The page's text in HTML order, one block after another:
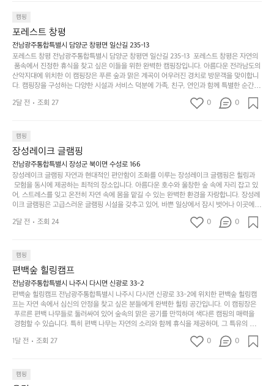
다.
그
럴
때
는
차
을
가
려
보
세
요.
튼
을
조
용
히
고
다
니
고
싶
어
는
크
기,
무
게,
이
의
아
주
미
하
지
않
은
디
자
웃
도
어
의
경
럽
게
이
어
주
무
좋
네
요
이
이
라
고
해
야
하
리
를
잡
았
는
함께 좋은 시간을 보낼 수 있다는 것입니다. 또한, 하이글루 인근에는 다양한 트레킹 코스와
자전거 도로가 있어 아웃도어 활동을 좋아하는 이들에게 더욱 참조할 만한 장소가 됩니다.
담양의 아름다운 자연과 함께, 건강한 레저 활동을 즐기며 행복한 캠핑 경험을 쌓으실 수 있
습니다. 하이글루에서 특별한 순간을 만끽해보세요. 따뜻한 햇살과 함께하는 아침, 상징적인
담양의 죽녹원과 함께 어우러진 저녁, 그리고 고요한 밤하늘 아래에서 별을 바라보며 나누는
이야기들은 여러분의 캠핑 여행을 더욱 특별하게 만들어 줄 것입니다.  인기 정도: ★★★★
★
캠핑
포레스트 창평
전남광주통합특별시 담양군 창평면 일산길 235-13
포레스트 창평 전남광주통합특별시 담양군 창평면 일산길 235-13  포레스트 창평은 자연의
품속에서 진정한 휴식을 찾고 싶은 이들을 위한 완벽한 캠핑장입니다. 아름다운 전라남도의
산악지대에 위치한 이 캠핑장은 푸른 숲과 맑은 계곡이 어우러진 경치로 방문객을 맞이합니
다. 캠핑장을 구성하는 다양한 시설과 서비스 덕분에 가족, 친구, 연인과 함께 특별한 순간을
만들어갈 수 있는 최적의 공간이 됩니다.  포레스트 창평은 주말마다 직접 재배한 신선한 농
산물을 제공하는 캠핑장으로, 현지에서만 느낄 수 있는 자연의 맛을 경험할 수 있습니다. 또
으며 깊은 숙면을 취할 수 있는 기회를 제공합니다.  이곳은 자연과의 완벽한 조화를 이루며,
다채로운 야외 활동을 제공합니다. 특히 어린이들은 안전하게 놀 수 있는 놀이시설이 마련
되어 있어 부모님들과 함께 즐거운 시간을 보낼 수 있습니다. 주변의 다양한 관광지와 먹거
리를 탐험하는 재미도 포레스트 창평의 매력 중 하나입니다.  또한, 캠핑장을 방문한 후 지속
적으로 재방문하는 이들이 많아 인기가 날로 상승하고 있습니다. 포레스트 창평은 단순한 캠
핑 그 이상을 제공하며, 자연을 사랑하는 모든 이들에게 꼭 한번 경험해봐야 할 장소로 자리
잡았습니다.  인기 정도: ★★★★★
2달 전 조회 27 0 0
캠핑
장성레이크 글램핑
전남광주통합특별시 장성군 북이면 수성로 166
장성레이크 글램핑 자연과 현대적인 편안함이 조화를 이루는 장성레이크 글램핑은 힐링과
모험을 동시에 제공하는 최적의 장소입니다. 아름다운 호수와 울창한 숲 속에 자리 잡고 있
어, 스트레스를 잊고 온전히 자연 속에 몸을 맡길 수 있는 완벽한 환경을 자랑합니다. 장성레
이크 글램핑은 고급스러운 글램핑 시설을 갖추고 있어, 바쁜 일상에서 잠시 벗어나 이곳에
오면 사치스러운 휴식이 가능해집니다. 독립된 텐트에서 제공되는 특별한 불멍 공간은 소중
한 사람과 함께 따뜻한 이야기를 나눌 수 있는 소중한 시간을 만들어 줍니다. 또한, 주변의 자
을 창출하는 시간이 될 것입니다. 특히 식사를 좋아하는 분들에게는 매주 특별한 바비큐 파
티와 지역에서 나는 신선한 재료로 만든 다양한 요리를 제공하여 미각을 만족시켜 줍니다.
장성레이크 글램핑은 그 아름다운 경관과 최고 품질의 시설 덕분에 최근 몇 년 사이에 특히
주목받고 있는 캠핑장 중 하나입니다. 주말이면 방문객이 가득해 예약이 빠르게 차는 만큼
미리 일정을 계획하시는 것이 좋습니다. 나만의 프라이빗한 공간에서 가족 및 사랑하는 사
람들과 함께하세요. 당신의 대자연 속 힐링을 기다리는 장성레이크 글램핑은 언젠가 반드시
방문해봐야 할 명소로 자리매김하였습니다. 인기 정도: ★★★★★
2달 전 조회 24 0 0
캠핑
편백숲 힐링캠프
전남광주통합특별시 나주시 다시면 신광로 33-2
편백숲 힐링캠프 전남광주통합특별시 나주시 다시면 신광로 33-2에 위치한 편백숲 힐링캠
프는 자연 속에서 심신의 안정을 찾고 싶은 분들에게 완벽한 힐링 공간입니다. 이 캠핑장은
푸르른 편백 나무들로 둘러싸여 있어 숲속의 맑은 공기를 만끽하며 색다른 캠핑의 매력을
경험할 수 있습니다. 특히 편백 나무는 자연의 소리와 함께 휴식을 제공하며, 그 특유의 아로
마향이 심리적 안정감을 가져다줍니다. 이곳에서 아침 햇살을 맞으며 조용한 숲속에서의 커
피 한 잔은 그 어떤 도시의 카페에서 느끼기 힘든 특별함을 선사합니다. 편백숲 힐링캠프는
즐길 수 있는 기회도 많은데, 자전거를 타거나 숲속을 거닐며 다양한 생태계를 체험해보는
것도 일상의 스트레스를 잊게 해줍니다. 또한, 캠프파이어를 즐기며 별빛 아래서 시간을 보
1달 전 조회 27 0 0
캠핑